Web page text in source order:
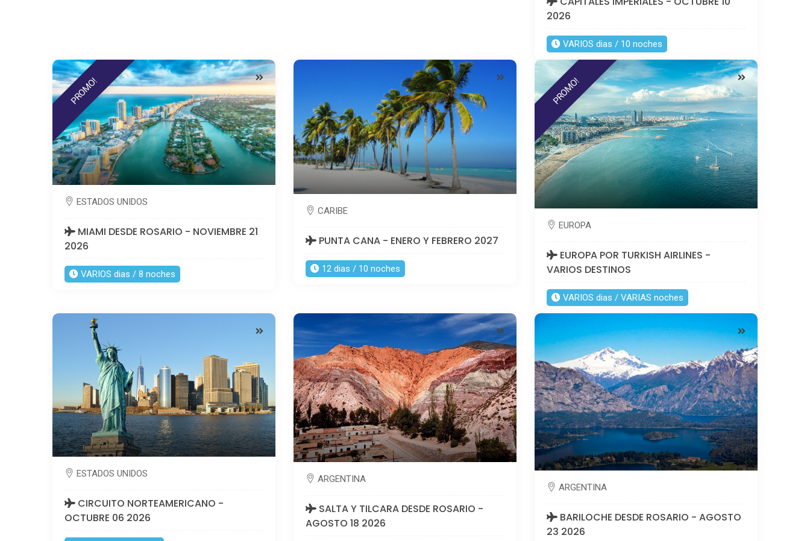
2026
VARIOS dias / 10 noches
PROMO!
ESTADOS UNIDOS
MIAMI DESDE ROSARIO - NOVIEMBRE 21
2026
VARIOS dias / 8 noches
CARIBE
PUNTA CANA - ENERO Y FEBRERO 2027
12 dias / 10 noches
PROMO!
EUROPA
EUROPA POR TURKISH AIRLINES -
VARIOS DESTINOS
VARIOS dias / VARIAS noches
ESTADOS UNIDOS
CIRCUITO NORTEAMERICANO -
OCTUBRE 06 2026
ARGENTINA
SALTA Y TILCARA DESDE ROSARIO -
AGOSTO 18 2026
ARGENTINA
BARILOCHE DESDE ROSARIO - AGOSTO
23 2026